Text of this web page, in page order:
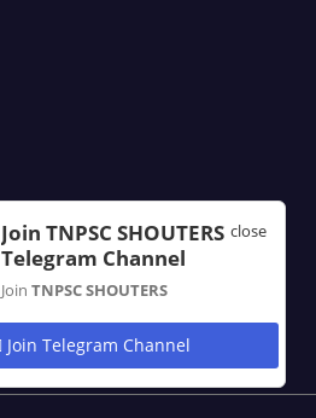
close
Join TNPSC SHOUTERS
Telegram Channel
Join TNPSC SHOUTERS
Join Telegram Channel